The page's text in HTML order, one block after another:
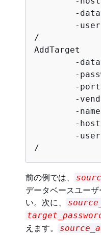
-
/
AddTarget
-
-
-
/
前の例では、
データベースユー
い。次に、
えます。